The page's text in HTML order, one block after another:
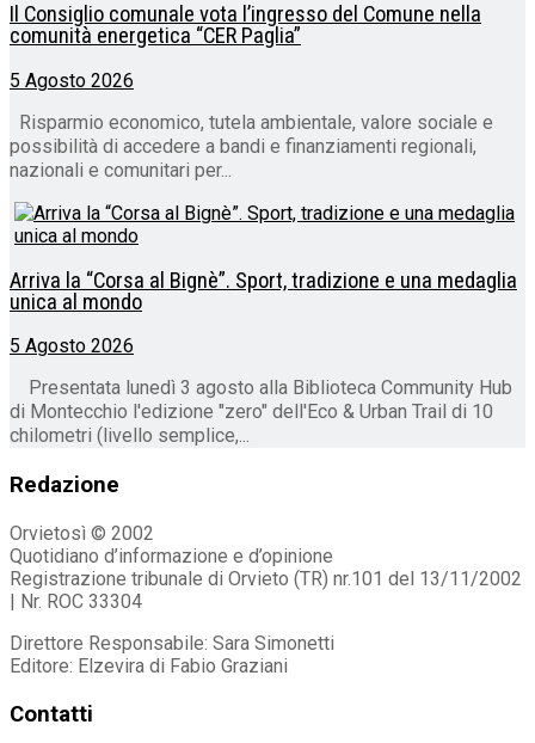
Il Consiglio comunale vota l’ingresso del Comune nella
comunità energetica “CER Paglia”
5 Agosto 2026
Risparmio economico, tutela ambientale, valore sociale e
possibilità di accedere a bandi e finanziamenti regionali,
nazionali e comunitari per...
Arriva la “Corsa al Bignè”. Sport, tradizione e una medaglia
unica al mondo
5 Agosto 2026
Presentata lunedì 3 agosto alla Biblioteca Community Hub
di Montecchio l'edizione "zero" dell'Eco & Urban Trail di 10
chilometri (livello semplice,...
Redazione
Orvietosì © 2002
Quotidiano d’informazione e d’opinione
Registrazione tribunale di Orvieto (TR) nr.101 del 13/11/2002
| Nr. ROC 33304
Direttore Responsabile: Sara Simonetti
Editore: Elzevira di Fabio Graziani
Contatti